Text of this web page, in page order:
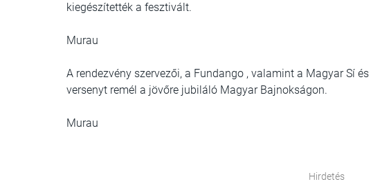
kiegészítették a fesztivált.
Murau
A rendezvény szervezői, a Fundango , valamint a Magyar Sí
versenyt remél a jövőre jubiláló Magyar Bajnokságon.
Murau
Hirdetés